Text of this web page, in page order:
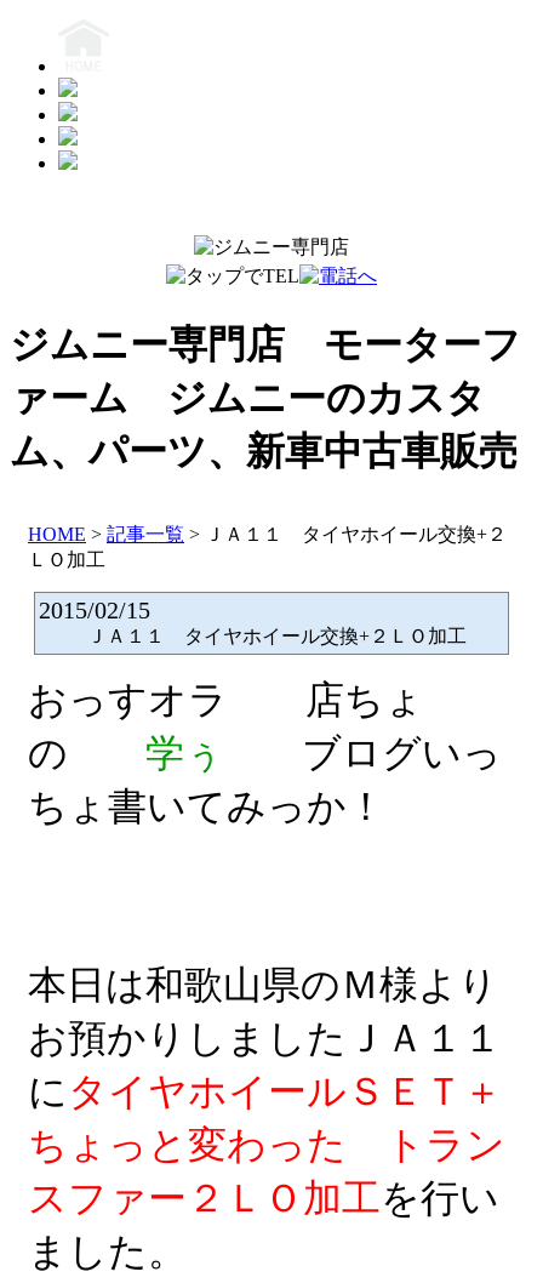
ジムニー専門店 モーターフ
ァーム ジムニーのカスタ
ム、パーツ、新車中古車販売
HOME > 記事一覧 > ＪＡ１１ タイヤホイール交換+２
ＬＯ加工
2015/02/15
ＪＡ１１ タイヤホイール交換+２ＬＯ加工
おっすオラ 店ちょ
の 学ぅ
ブログいっ
ちょ書いてみっか！
本日は和歌山県のＭ様より
お預かりしましたＪＡ１１
に タイヤホイールＳＥＴ＋
ちょっと変わった トラン
スファー２ＬＯ加工を行い
ました。